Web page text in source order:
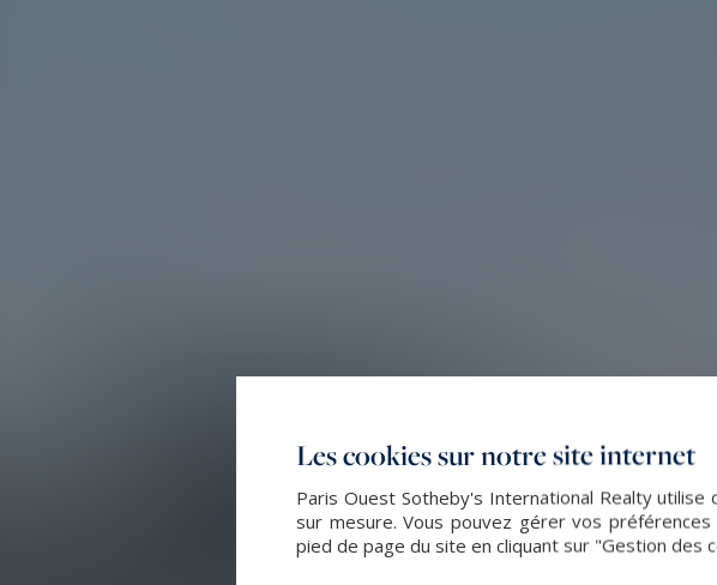
Les cookies sur notre site internet
Paris Ouest Sotheby's International Realty
sur mesure. Vous pouvez gérer vos
pied de page du site en cliquant sur "Gestion des